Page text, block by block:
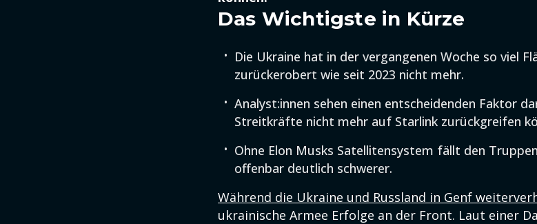
Das Wichtigste in Kürze
Die Ukraine hat in der vergangenen Woche so viel
zurückerobert wie seit 2023 nicht mehr.
Analyst:innen sehen einen entscheidenden Faktor
Streitkräfte nicht mehr auf Starlink zurückgreifen
Ohne Elon Musks Satellitensystem fällt den
offenbar deutlich schwerer.
Während die Ukraine und Russland in Genf
ukrainische Armee Erfolge an der Front. Laut einer